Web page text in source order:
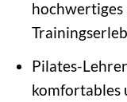
hochwertiges
Pilates-
komfortables